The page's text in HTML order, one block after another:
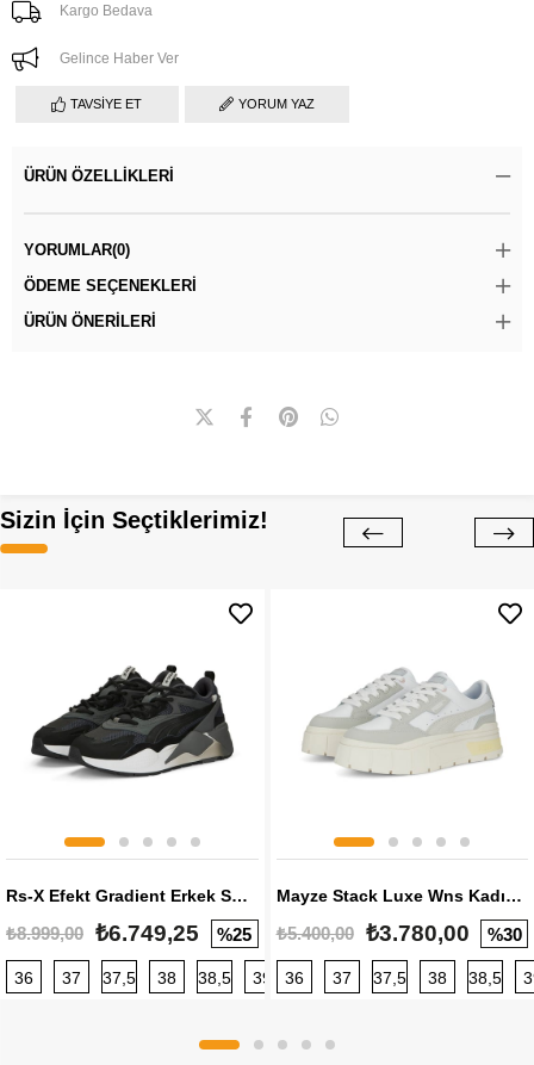
Kargo Bedava
Gelince Haber Ver
TAVSIYE ET YORUM YAZ
ÜRÜN ÖZELLIKLERI
YORUMLAR(0)
ÖDEME SEÇENEKLERI
ÜRÜN ÖNERILERI
Sizin İçin Seçtiklerimiz!
Rs-X Efekt Gradient Erkek Sneaker
₺8.999,00 ₺6.749,25 %25
36 37 37,5 38 38,5 39 40 40,5 41 42 42,5
Mayze Stack Luxe Wns Kadın Sneaker
₺5.400,00 ₺3.780,00 %30
36 37 37,5 38 38,5